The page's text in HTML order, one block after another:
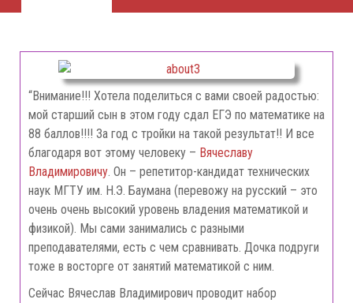
“Внимание!!! Хотела поделиться с вами своей радостью:
мой старший сын в этом году сдал ЕГЭ по математике на
88 баллов!!!! За год с тройки на такой результат!! И все
благодаря вот этому человеку – Вячеславу
Владимировичу . Он – репетитор-кандидат технических
наук МГТУ им. Н.Э. Баумана (перевожу на русский – это
очень очень высокий уровень владения математикой и
физикой). Мы сами занимались с разными
преподавателями, есть с чем сравнивать. Дочка подруги
тоже в восторге от занятий математикой с ним.
Сейчас Вячеслав Владимирович проводит набор